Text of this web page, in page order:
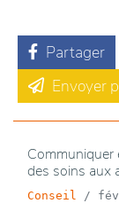
Partager
Envoyer
Communiquer
des soins aux
Conseil /